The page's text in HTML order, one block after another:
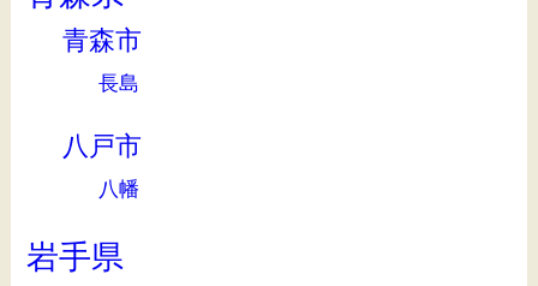
青森市
長島
八戸市
八幡
岩手県